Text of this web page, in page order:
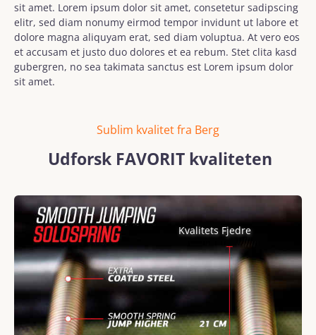
sit amet. Lorem ipsum dolor sit amet, consetetur sadipscing
elitr, sed diam nonumy eirmod tempor invidunt ut labore et
dolore magna aliquyam erat, sed diam voluptua. At vero eos
et accusam et justo duo dolores et ea rebum. Stet clita kasd
gubergren, no sea takimata sanctus est Lorem ipsum dolor
sit amet.
Sublim kvalitet fra Berg
Udforsk FAVORIT kvaliteten
Spring over billedgalleri
Kvalitets Fjedre